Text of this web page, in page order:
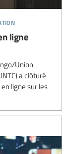
ligne
Union
a clôturé
ligne sur les